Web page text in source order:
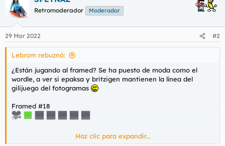
c
i
e
s
Retromoderador Moderador
29 Mar 2022 #2
Lebrom rebuznó:
¿Están jugando al framed? Se ha puesto de moda como el
wordle, a ver si epaksa y britzigen mantienen la línea del
gilijuego del fotogramas
Framed #18
Framed - The daily movie guessing game
Haz clic para expandir...